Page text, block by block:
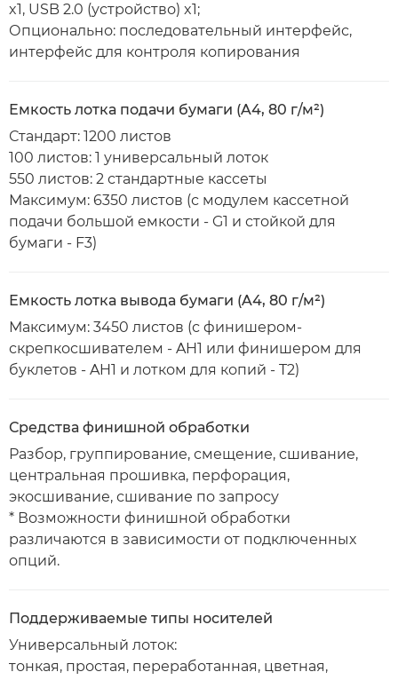
x1, USB 2.0 (устройство) x1;
Опционально: последовательный интерфейс,
интерфейс для контроля копирования
Емкость лотка подачи бумаги (A4, 80 г/м²)
Стандарт: 1200 листов
100 листов: 1 универсальный лоток
550 листов: 2 стандартные кассеты
Максимум: 6350 листов (с модулем кассетной
подачи большой емкости - G1 и стойкой для
бумаги - F3)
Емкость лотка вывода бумаги (A4, 80 г/м²)
Максимум: 3450 листов (с финишером-
скрепкосшивателем - AH1 или финишером для
буклетов - AH1 и лотком для копий - T2)
Средства финишной обработки
Разбор, группирование, смещение, сшивание,
центральная прошивка, перфорация,
экосшивание, сшивание по запросу
* Возможности финишной обработки
различаются в зависимости от подключенных
опций.
Поддерживаемые типы носителей
Универсальный лоток:
тонкая, простая, переработанная, цветная,